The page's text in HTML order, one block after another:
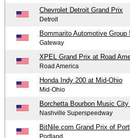
Chevrolet Detroit Grand Prix
Detroit
Bommarito Automotive Group
Gateway
XPEL Grand Prix at Road
Road America
Honda Indy 200 at Mid-Ohio
Mid-Ohio
Borchetta Bourbon Music City
Nashville Superspeedway
BitNile.com Grand Prix of
Portland